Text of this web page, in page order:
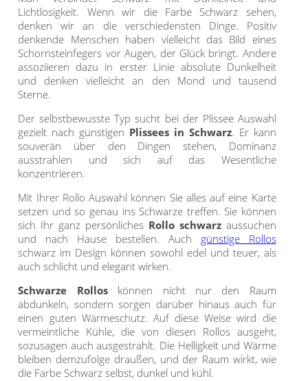
Standard Raffrollos
Zubehör für Raffrollos
Maß
Standard
Flächengardinen
Technik
Standardgrößen
Lamellen nach Maß
Fensterformen
Ausstattung / Details
Individual Druck
Messanleitung
Lamellen Ersatzteile &
Zubehör
Jalousien
Jalousien nach Maß
günstige Jalousien in
Standardgrößen
Holzjalousien
Jalousie ausmessen
Jalousien ohne Bohren
Markisenstoff
Markisenstoff nach Maß
Balkon
Sichtschutz
Balkonbespannung nach
Maß
Konfigurator
Scheibengardinen
Scheibengardinen
Sonnensegel
Outdoor-Plissees
Messanleitung
Gardinenschals
Schlaufenschals
Vorhangschals
Ösenschals
Fliegengitter
Kissen
Tischdecke
Fensterbilder
Gardinenstange
Stoffe
Lichtlosigkeit. Wenn wir die Farbe Schwarz sehen,
denken wir an die verschiedensten Dinge. Positiv
denkende Menschen haben vielleicht das Bild eines
Schornsteinfegers vor Augen, der Glück bringt. Andere
assoziieren dazu in erster Linie absolute Dunkelheit
und denken vielleicht an den Mond und tausend
Sterne.
Der selbstbewusste Typ sucht bei der Plissee Auswahl
gezielt nach günstigen Plissees in Schwarz. Er kann
souverän über den Dingen stehen, Dominanz
ausstrahlen und sich auf das Wesentliche
konzentrieren.
Mit Ihrer Rollo Auswahl können Sie alles auf eine Karte
setzen und so genau ins Schwarze treffen. Sie können
sich Ihr ganz persönliches Rollo schwarzaussuchen
und nach Hause bestellen. Auch günstige Rollos
schwarz im Design können sowohl edel und teuer, als
auch schlicht und elegant wirken.
Schwarze Rolloskönnen nicht nur den Raum
abdunkeln, sondern sorgen darüber hinaus auch für
einen guten Wärmeschutz. Auf diese Weise wird die
vermeintliche Kühle, die von diesen Rollos ausgeht,
sozusagen auch ausgestrahlt. Die Helligkeit und Wärme
bleiben demzufolge draußen, und der Raum wirkt, wie
die Farbe Schwarz selbst, dunkel und kühl.